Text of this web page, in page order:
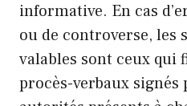
informative. En cas
ou de controverse, les
valables sont ceux qui
procès-verbaux signés